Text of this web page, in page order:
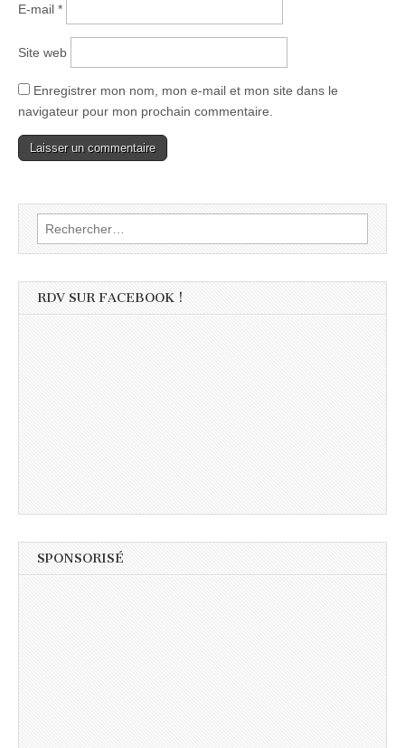
E-mail *
Site web
Enregistrer mon nom, mon e-mail et mon site dans le
navigateur pour mon prochain commentaire.
Rechercher :
RDV SUR FACEBOOK !
SPONSORISÉ